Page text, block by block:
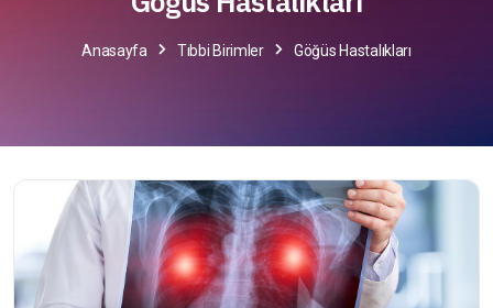
Anasayfa Tıbbi Birimler Göğüs Hastalıkları